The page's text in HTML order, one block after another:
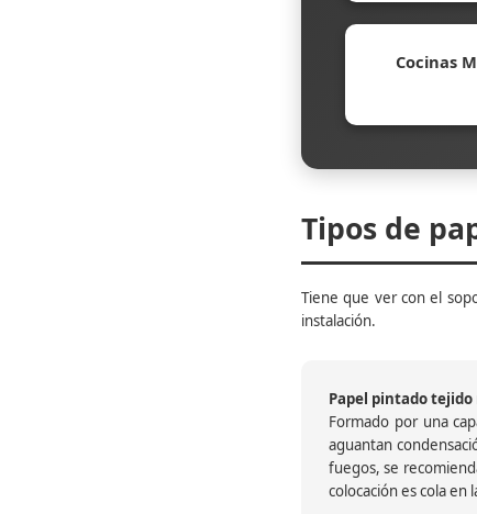
Cocinas
Tipos de
Tiene que ver con el
instalación.
Papel pintado
Formado por una
aguantan
fuegos, se
colocación es cola en